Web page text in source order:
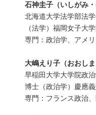
石神圭子（いしがみ・
北海道大学法学部法
（法学）福岡女子大
専門：政治学、アメ
大嶋えり子（おおしま
早稲田大学大学院政
博士（政治学）慶應
専門：フランス政治